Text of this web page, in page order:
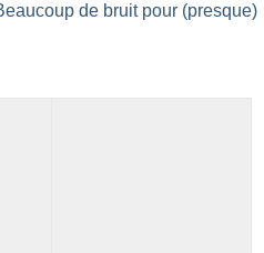
de bruit pour (presque)